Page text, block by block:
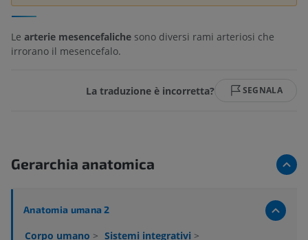
Le arterie mesencefaliche sono diversi rami arteriosi che
irrorano il mesencefalo.
La traduzione è incorretta? SEGNALA
Gerarchia anatomica
Anatomia umana 2
Corpo umano > Sistemi integrativi >